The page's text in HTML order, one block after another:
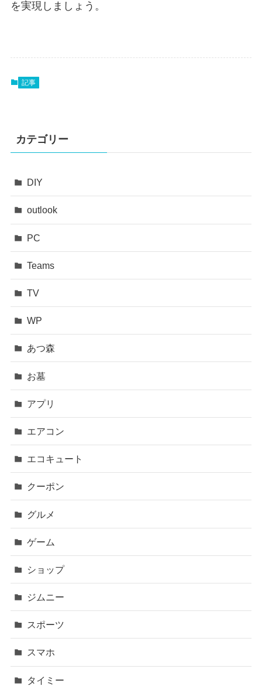
を実現しましょう。
記事
カテゴリー
DIY
outlook
PC
Teams
TV
WP
あつ森
お墓
アプリ
エアコン
エコキュート
クーポン
グルメ
ゲーム
ショップ
ジムニー
スポーツ
スマホ
タイミー